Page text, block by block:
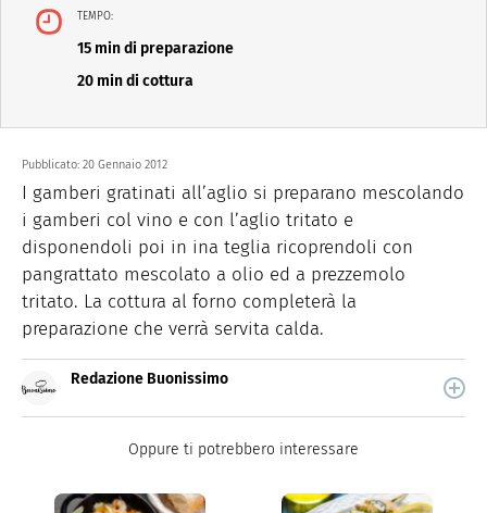
TEMPO:
15 min di preparazione
20 min di cottura
Pubblicato: 20 Gennaio 2012
I gamberi gratinati all’aglio si preparano mescolando
i gamberi col vino e con l’aglio tritato e
disponendoli poi in ina teglia ricoprendoli con
pangrattato mescolato a olio ed a prezzemolo
tritato. La cottura al forno completerà la
preparazione che verrà servita calda.
Redazione Buonissimo
quale trovi idee veloci, facili e spiegate passo passo.
Oppure ti potrebbero interessare